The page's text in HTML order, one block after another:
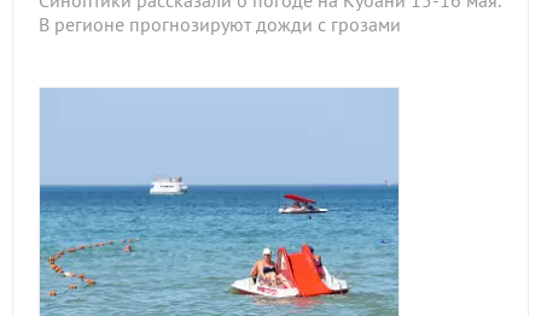
В регионе прогнозируют дожди с грозами